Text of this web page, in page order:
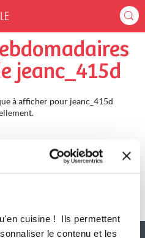
cuisine ! Ils permettent
le contenu et les
Hebdomadaires
jeanc_415d
à afficher pour jeanc_415d